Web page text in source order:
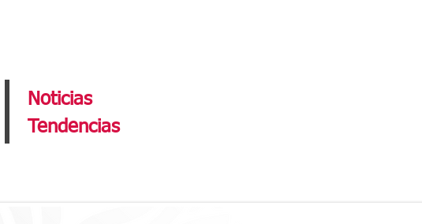
Noticias
Tendencias